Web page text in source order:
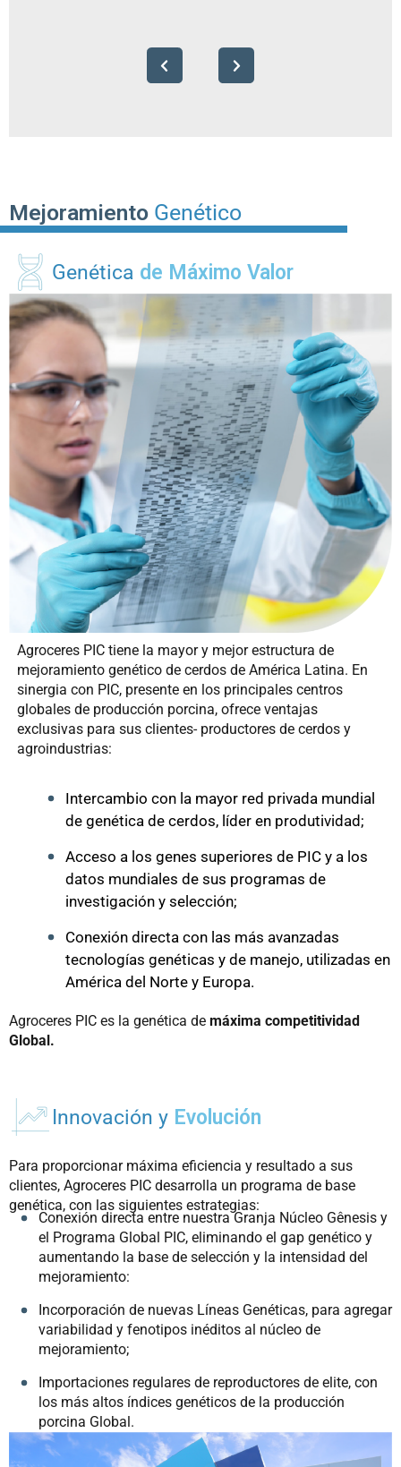
Mejoramiento Genético
Genética de Máximo Valor
Agroceres PIC tiene la mayor y mejor estructura de
mejoramiento genético de cerdos de América Latina. En
sinergia con PIC, presente en los principales centros
globales de producción porcina, ofrece ventajas
exclusivas para sus clientes- productores de cerdos y
agroindustrias:
Intercambio con la mayor red privada mundial
de genética de cerdos, líder en produtividad;
Acceso a los genes superiores de PIC y a los
datos mundiales de sus programas de
investigación y selección;
Conexión directa con las más avanzadas
tecnologías genéticas y de manejo, utilizadas en
América del Norte y Europa.
Agroceres PIC es la genética de máxima competitividad
Global.
Innovación y Evolución
Para proporcionar máxima eficiencia y resultado a sus
clientes, Agroceres PIC desarrolla un programa de base
genética, con las siguientes estrategias:
Conexión directa entre nuestra Granja Núcleo Gênesis y
el Programa Global PIC, eliminando el gap genético y
aumentando la base de selección y la intensidad del
mejoramiento:
Incorporación de nuevas Líneas Genéticas, para agregar
variabilidad y fenotipos inéditos al núcleo de
mejoramiento;
Importaciones regulares de reproductores de elite, con
los más altos índices genéticos de la producción
porcina Global.